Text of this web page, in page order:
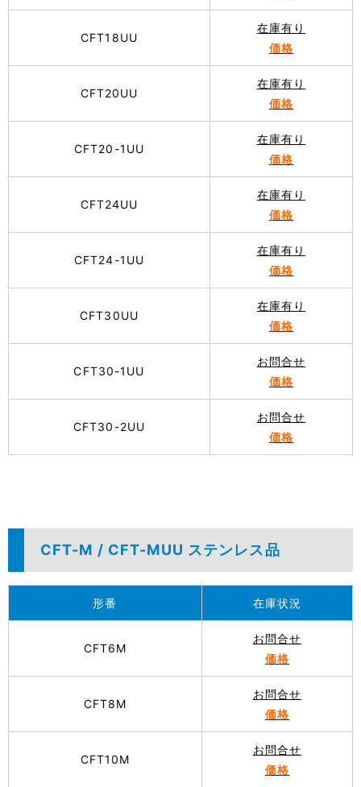
CFT18UU
在庫有り
価格
CFT20UU
在庫有り
価格
CFT20-1UU
在庫有り
価格
CFT24UU
在庫有り
価格
CFT24-1UU
在庫有り
価格
CFT30UU
在庫有り
価格
CFT30-1UU
お問合せ
価格
CFT30-2UU
お問合せ
価格
CFT-M / CFT-MUU ステンレス品
形番 在庫状況
CFT6M
お問合せ
価格
CFT8M
お問合せ
価格
CFT10M
お問合せ
価格